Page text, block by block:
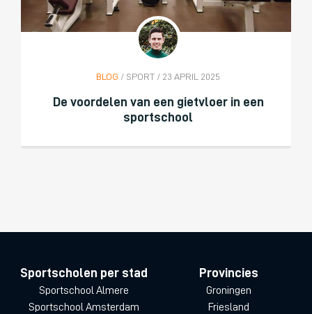
BLOG / SPORT / 23 APRIL 2025
De voordelen van een gietvloer in een
sportschool
Sportscholen per stad
Sportschool Almere
Sportschool Amsterdam
Provincies
Groningen
Friesland